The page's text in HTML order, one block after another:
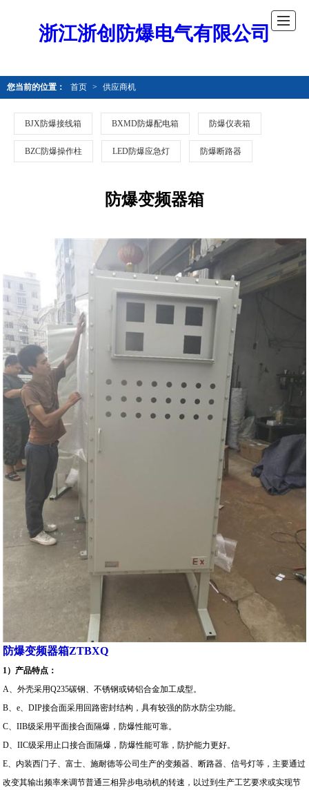
浙江浙创防爆电气有限公司
您当前的位置： 首页 > 供应商机
BJX防爆接线箱 BXMD防爆配电箱 防爆仪表箱
BZC防爆操作柱 LED防爆应急灯 防爆断路器
防爆变频器箱
防爆变频器箱ZTBXQ
1 ）产品特点：
A
、外壳采用Q235碳钢、不锈钢或铸铝合金加工成型。
B 、e、DIP接合面采用回路密封结构，具有较强的防水防尘功能。
C 、IIB级采用平面接合面隔爆，防爆性能可靠。
D 、IIC级采用止口接合面隔爆，防爆性能可靠，防护能力更好。
E 、内装西门子、富士、施耐德等公司生产的变频器、断路器、信号灯等，主要通过
改变其输出频率来调节普通三相异步电动机的转速，以过到生产工艺要求或实现节